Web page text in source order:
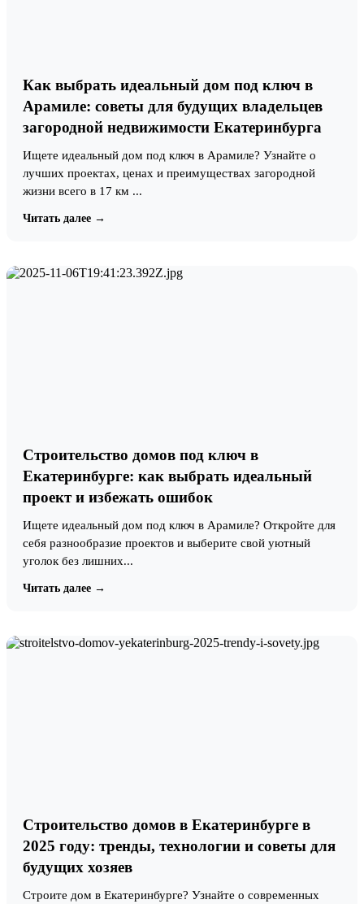
Как выбрать идеальный дом под ключ в
Арамиле: советы для будущих владельцев
загородной недвижимости Екатеринбурга
Ищете идеальный дом под ключ в Арамиле? Узнайте о
лучших проектах, ценах и преимуществах загородной
жизни всего в 17 км ...
Читать далее →
Строительство домов под ключ в
Екатеринбурге: как выбрать идеальный
проект и избежать ошибок
Ищете идеальный дом под ключ в Арамиле? Откройте для
себя разнообразие проектов и выберите свой уютный
уголок без лишних...
Читать далее →
Строительство домов в Екатеринбурге в
2025 году: тренды, технологии и советы для
будущих хозяев
Строите дом в Екатеринбурге? Узнайте о современных